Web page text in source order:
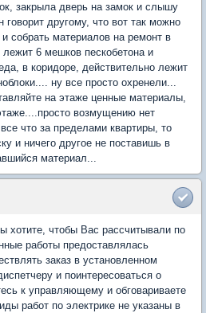
закрыла дверь на замок и слышу
другому, что вот так можно
собрать материалов на ремонт в
6 мешков пескобетона и
в коридоре, действительно лежит
ну все просто охренели...
на этаже ценные материалы,
возмущению нет
что за пределами квартиры, то
и ничего другое не поставишь в
материал...
чтобы Вас рассчитывали по
работы предоставлялась
заказ в установленном
и поинтересоваться о
к управляющему и обговариваете
работ по электрике не указаны в